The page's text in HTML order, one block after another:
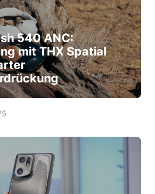
540 ANC:
mit THX Spatial